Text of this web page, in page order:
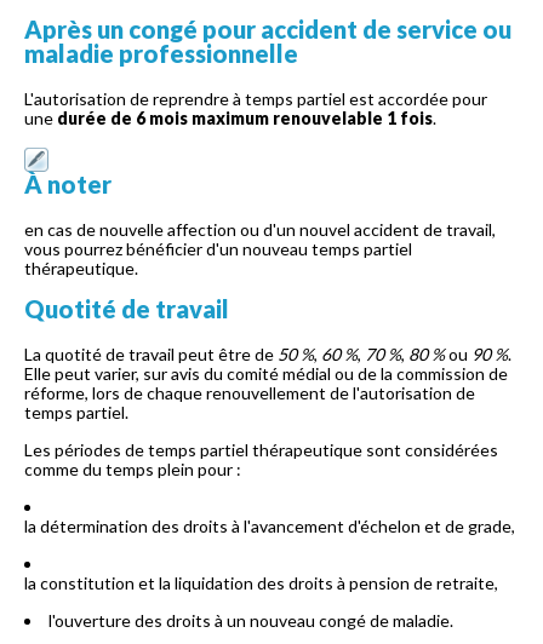
Après un congé pour accident de service ou
maladie professionnelle
L'autorisation de reprendre à temps partiel est accordée pour
une durée de 6 mois maximum renouvelable 1 fois.
À noter
en cas de nouvelle affection ou d'un nouvel accident de travail,
vous pourrez bénéficier d'un nouveau temps partiel
thérapeutique.
Quotité de travail
La quotité de travail peut être de 50 %, 60 %, 70 %, 80 %ou 90 %.
Elle peut varier, sur avis du comité médial ou de la commission de
réforme, lors de chaque renouvellement de l'autorisation de
temps partiel.
Les périodes de temps partiel thérapeutique sont considérées
comme du temps plein pour :
la détermination des droits à l'avancement d'échelon et de grade,
la constitution et la liquidation des droits à pension de retraite,
l'ouverture des droits à un nouveau congé de maladie.